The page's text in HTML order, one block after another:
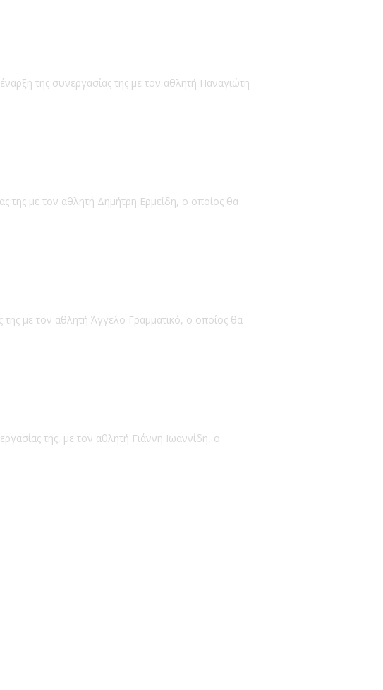
της συνεργασίας της με τον αθλητή Παναγιώτη
της με τον αθλητή Δημήτρη Ερμείδη, ο οποίος θα
με τον αθλητή Άγγελο Γραμματικό, ο οποίος θα
της, με τον αθλητή Γιάννη Ιωαννίδη, ο